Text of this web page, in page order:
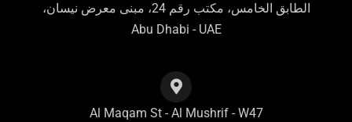
الطابق الخامس، مكتب رقم 24، مبنى معرض نيسان،
Abu Dhabi - UAE
Al Maqam St - Al Mushrif - W47